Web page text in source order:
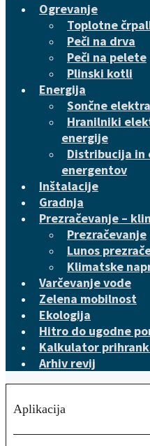
Ogrevanje
Toplotne
Peči na drva
Peči na pelete
Plinski kotli
Energija
Sončne
Hranilniki
energije
Distribucija in
energentov
Inštalacije
Gradnja
Prezračevanje –
Prezračevanje
Lunos
Klimatske
Varčevanje vode
Zelena mobilnost
Ekologija
Hitro do ugodne
Kalkulator
Arhiv revij
Aplikacija